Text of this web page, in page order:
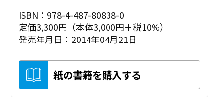
ISBN：978-4-487-80838-0
定価3,300円（本体3,000円＋税10%）
発売年月日：2014年04月21日
紙の書籍を購入する